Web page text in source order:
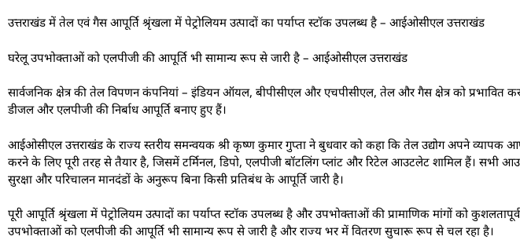
उत्तराखंड में तेल एवं गैस आपूर्ति श्रृंखला में पेट्रोलियम उत्पादों का पर्याप्त स्टॉक उपलब्ध है – आईओसीएल उत्तराखंड
घरेलू उपभोक्ताओं को एलपीजी की आपूर्ति भी सामान्य रूप से जारी है – आईओसीएल उत्तराखंड
सार्वजनिक क्षेत्र की तेल विपणन कंपनियां – इंडियन ऑयल, बीपीसीएल और एचपीसीएल, तेल और गैस क्षेत्र को प्रभावित
डीजल और एलपीजी की निर्बाध आपूर्ति बनाए हुए हैं।
आईओसीएल उत्तराखंड के राज्य स्तरीय समन्वयक श्री कृष्ण कुमार गुप्ता ने बुधवार को कहा कि तेल उद्योग अपने व्यापक
करने के लिए पूरी तरह से तैयार है, जिसमें टर्मिनल, डिपो, एलपीजी बॉटलिंग प्लांट और रिटेल आउटलेट शामिल हैं। सभी
सुरक्षा और परिचालन मानदंडों के अनुरूप बिना किसी प्रतिबंध के आपूर्ति जारी है।
पूरी आपूर्ति श्रृंखला में पेट्रोलियम उत्पादों का पर्याप्त स्टॉक उपलब्ध है और उपभोक्ताओं की प्रामाणिक मांगों को
उपभोक्ताओं को एलपीजी की आपूर्ति भी सामान्य रूप से जारी है और राज्य भर में वितरण सुचारू रूप से चल रहा है।